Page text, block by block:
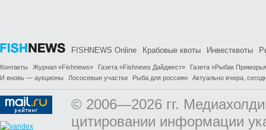
FISHNEWS Online Крабовые квоты Инвестквоты
Контакты Журнал «Fishnews» Газета «Fishnews Дайджест»
Газета «Рыбак
И вновь — аукционы
Лососевые участки Рыба для россиян Актуально вчера,
© 2006—2026 гг.
цитировании информации